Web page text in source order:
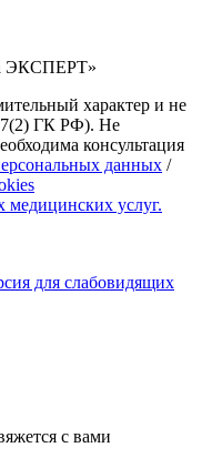
ЭКСПЕРТ»
характер и не
ГК РФ). Не
консультация
данных /
медицинских услуг.
для слабовидящих
с вами